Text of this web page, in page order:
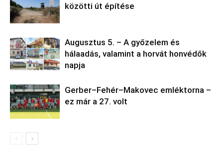
közötti út építése
Augusztus 5. – A győzelem és
hálaadás, valamint a horvát honvédők
napja
Gerber–Fehér–Makovec emléktorna –
ez már a 27. volt